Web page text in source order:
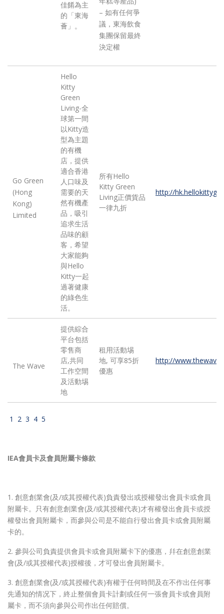
佳餚為主
的「東海
薈」。
– 如有任何爭
議，東海飲食
集團保留最終
決定權
Go Green
(Hong
Kong)
Limited
Hello
Kitty
Green
Living-全
球第一間
以Kitty造
型為主題
的有機
店，提供
適合香港
人口味及
需要的天
然有機產
品，吸引
追求生活
品味的顧
客，希望
大家能夠
與Hello
Kitty一起
過著健康
的綠色生
活。
所有Hello
Kitty Green
Living正價貨品
一律九折
http://
The Wave
提供綜合
平台包括
零售商
店,共同
工作空間
及活動埸
地
租用活動埸
地, 可享85折
優惠
http://
1 2 3 4 5
IEA會員卡及會員附屬卡條款
1. 創意創業會(及/或其授權代表)負責發出或授權發出會員卡或會員
附屬卡。只有創意創業會(及/或其授權代表)才有權發出會員卡或授
權發出會員附屬卡，而參與公司是不能自行發出會員卡或會員附屬
卡的。
2. 參與公司負責提供會員卡或會員附屬卡下的優惠，幷在創意創業
會(及/或其授權代表)授權後，才可發出會員附屬卡。
3. 創意創業會(及/或其授權代表)有權于任何時間及在不作出任何事
先通知的情况下，終止整個會員卡計劃或任何一張會員卡或會員附
屬卡，而不須向參與公司作出任何賠償。